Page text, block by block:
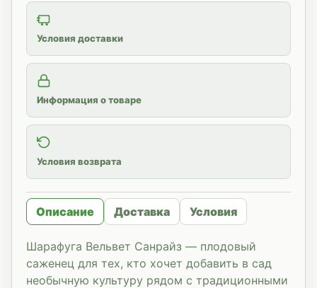
Условия доставки
Информация о товаре
Условия возврата
Описание Доставка Условия
Шарафуга Вельвет Санрайз — плодовый
саженец для тех, кто хочет добавить в сад
необычную культуру рядом с традиционными